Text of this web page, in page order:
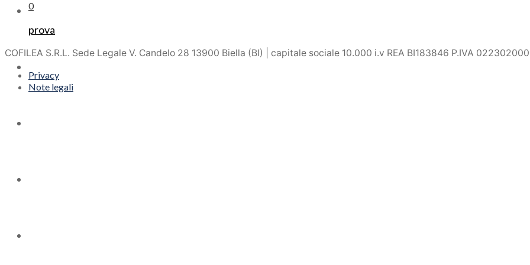
Servizi
0
prova
COFILEA S.R.L. Sede Legale V. Candelo 28 13900 Biella (BI) | capitale sociale 10.000 i.v REA BI183846 P.IVA
Privacy
Note legali